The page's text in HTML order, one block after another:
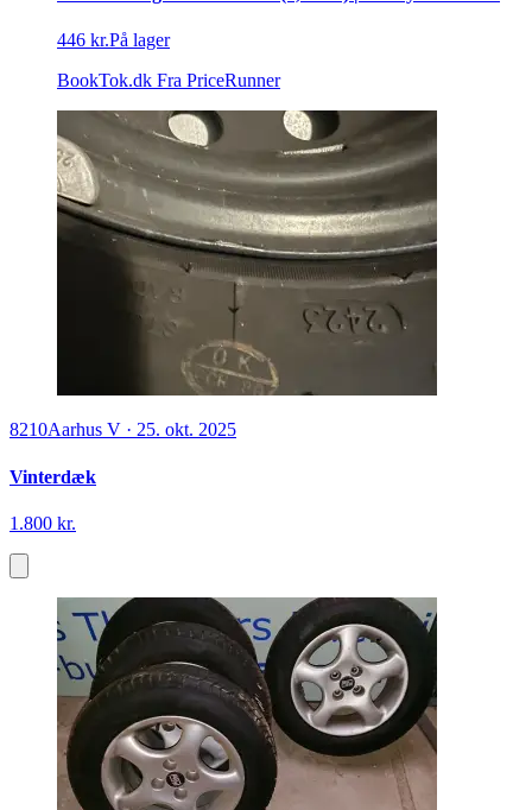
446 kr.På lager
BookTok.dk Fra PriceRunner
8210Aarhus V · 25. okt. 2025
Vinterdæk
1.800 kr.